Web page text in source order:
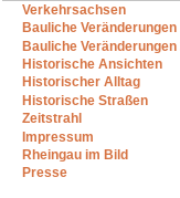
Verkehrsachsen
Bauliche Veränderungen
Bauliche Veränderungen
Historische Ansichten
Historischer Alltag
Historische Straßen
Zeitstrahl
Impressum
Rheingau im Bild
Presse